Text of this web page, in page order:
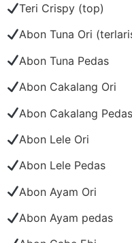
Teri Crispy (top)
Abon Tuna Ori
Abon Tuna Pedas
Abon Cakalang Ori
Abon Cakalang Pedas
Abon Lele Ori
Abon Lele Pedas
Abon Ayam Ori
Abon Ayam pedas